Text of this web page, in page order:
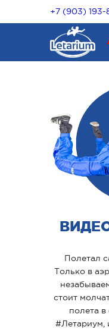
+7 (903) 193-
Полетал
Только в
стоит
полета в
#Летариум,